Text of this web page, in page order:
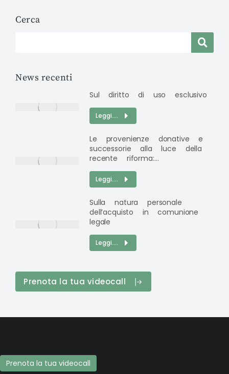
Cerca
News recenti
Sul diritto di uso esclusivo
Leggi....
Le provenienze donative e
successorie alla luce della
recente riforma:…
Leggi....
Sulla natura personale
dell’acquisto in comunione
legale
Leggi....
Prenota la tua videocall
Prenota la tua videocall